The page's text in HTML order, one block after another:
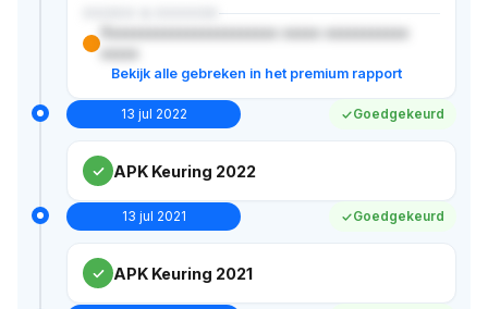
XXXXX & XXXXXX
Xxxxxxxxxxxxxxxxxxxxxxx xxxxx xxxxxxxxxxx
Bekijk alle gebreken in het premium rapport
13 jul 2022 Goedgekeurd
APK Keuring 2022
13 jul 2021 Goedgekeurd
APK Keuring 2021